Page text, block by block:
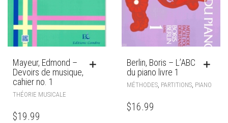
Mayeur, Edmond –
Devoirs de musique,
cahier no. 1
THÉORIE MUSICALE
$19.99
Berlin, Boris – L’ABC
du piano livre 1
MÉTHODES PARTITIONS PIANO
$16.99